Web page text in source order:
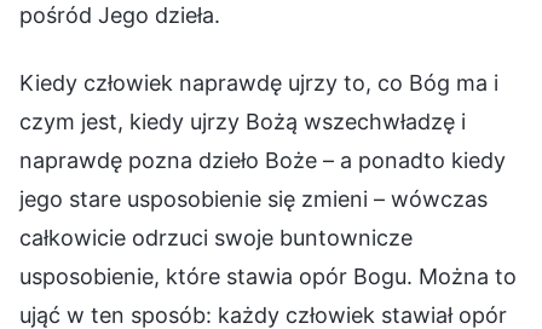
pośród Jego dzieła.
Kiedy człowiek naprawdę ujrzy to, co Bóg ma i
czym jest, kiedy ujrzy Bożą wszechwładzę i
naprawdę pozna dzieło Boże – a ponadto kiedy
jego stare usposobienie się zmieni – wówczas
całkowicie odrzuci swoje buntownicze
usposobienie, które stawia opór Bogu. Można to
ująć w ten sposób: każdy człowiek stawiał opór